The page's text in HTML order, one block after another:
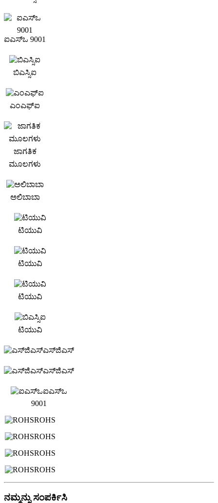
ಐಎಸ್ಒ 9001
ಬಿಎಸ್ಸಿಐ
ಎಂಎಫ್‌ಐ
ಜಾಗತಿಕ
ಮೂಲಗಳು
ಅಲಿಬಾಬಾ
ಟಿಯುವಿ
ಟಿಯುವಿ
ಟಿಯುವಿ
ಟಿಯುವಿ
ಎಸ್‌ಜಿಎಸ್
ಎಸ್‌ಜಿಎಸ್
ಐಎಸ್ಒ
9001
ROHS
ROHS
ROHS
ROHS
ನಮ್ಮನ್ನು ಸಂಪರ್ಕಿಸಿ